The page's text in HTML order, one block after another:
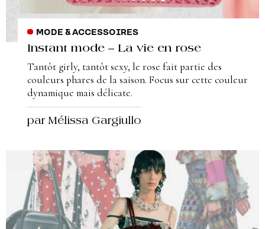
MODE & ACCESSOIRES
Instant mode – La vie en rose
Tantôt girly, tantôt sexy, le rose fait partie des
couleurs phares de la saison. Focus sur cette couleur
dynamique mais délicate.
par Mélissa Gargiullo